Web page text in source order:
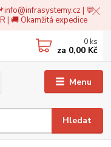
info@infrasystemy.cz| 💬
| 🚚 Okamžitá expedice
Menu
Hledat
0 ks
za 0,00 Kč